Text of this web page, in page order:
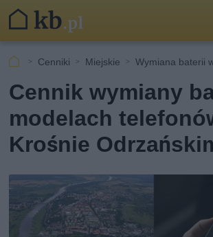
Cenniki Miejskie Wymiana baterii
Cennik wymiany
modelach
Krośnie